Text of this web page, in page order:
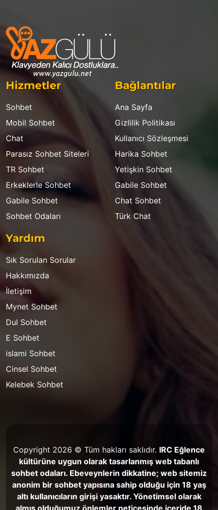
Hizmetler
Sohbet
Mobil Sohbet
Chat
Parasız Sohbet Siteleri
TR Sohbet
Erkeklerle Sohbet
Gabile Sohbet
Sohbet Odaları
Bağlantılar
Ana Sayfa
Gizlilik Politikası
Kullanıcı Sözleşmesi
Harika Sohbet
Yetişkin Sohbet
Gabile Sohbet
Chat Sohbet
Türk Chat
Yardım
Sık Sorulan Sorular
Hakkımızda
İletişim
Mynet Sohbet
Dul Sohbet
E Sohbet
islami Sohbet
Cinsel Sohbet
Kelebek Sohbet
Copyright 2026 © Tüm hakları saklıdır. IRC Eğlence
kültürüne uygun olarak tasarlanmış web tabanlı
sohbet odaları. Ebeveynlerin dikkatine; web sitemiz
anonim bir sohbet yapısına sahip olduğu için 18 yaş
altı kullanıcıların girişi yasaktır. Yönetimsel olarak
almış olduğumuz önlemler neticesinde içeride 18